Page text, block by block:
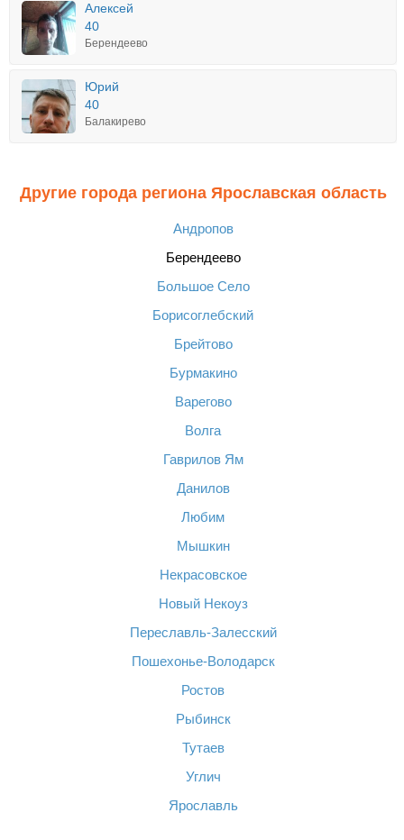
Алексей
40
Берендеево
Юрий
40
Балакирево
Другие города региона Ярославская область
Андропов
Берендеево
Большое Село
Борисоглебский
Брейтово
Бурмакино
Варегово
Волга
Гаврилов Ям
Данилов
Любим
Мышкин
Некрасовское
Новый Некоуз
Переславль-Залесский
Пошехонье-Володарск
Ростов
Рыбинск
Тутаев
Углич
Ярославль